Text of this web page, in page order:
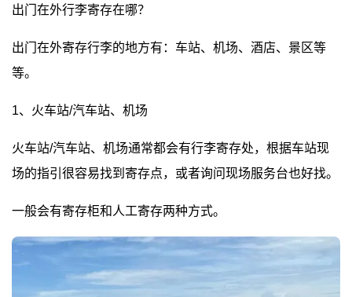
出门在外行李寄存在哪？
出门在外寄存行李的地方有：车站、机场、酒店、景区等
等。
1、火车站/汽车站、机场
火车站/汽车站、机场通常都会有行李寄存处，根据车站现
场的指引很容易找到寄存点，或者询问现场服务台也好找。
一般会有寄存柜和人工寄存两种方式。